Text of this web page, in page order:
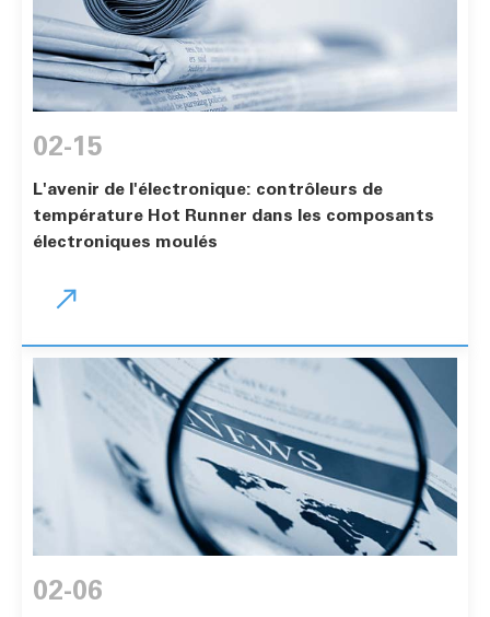
02-15
L'avenir de l'électronique: contrôleurs de
température Hot Runner dans les composants
électroniques moulés

02-06